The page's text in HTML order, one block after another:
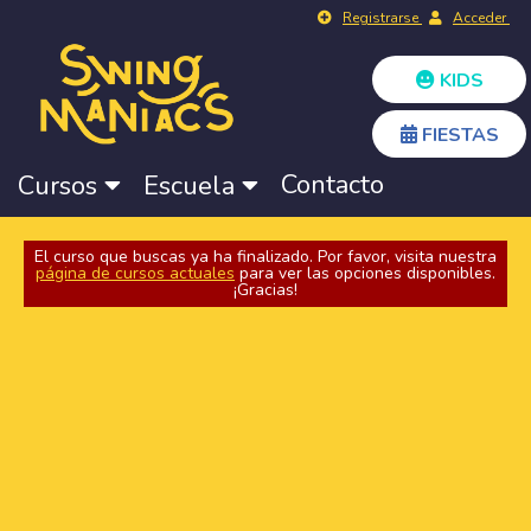
Registrarse Acceder
KIDS
FIESTAS
Cursos Escuela Contacto
El curso que buscas ya ha finalizado. Por favor, visita nuestra
página de cursos actuales para ver las opciones disponibles.
¡Gracias!